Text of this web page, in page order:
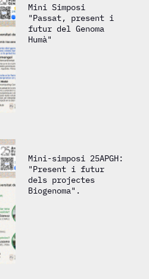
Mini Simposi
"Passat, present i
futur del Genoma
Humà"
Mini-simposi 25APGH:
"Present i futur
dels projectes
Biogenoma".